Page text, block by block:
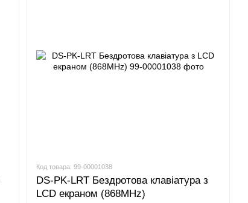
Код товара: 99-00001038
DS-PK-LRT Бездротова клавіатура з
LCD екраном (868MHz)